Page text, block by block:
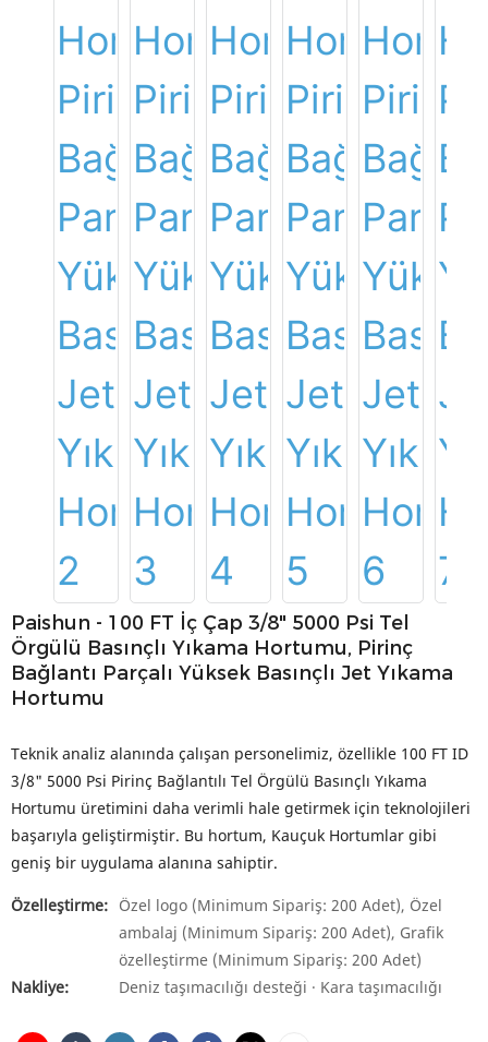
Paishun - 100 FT İç Çap 3/8" 5000 Psi Tel
Örgülü Basınçlı Yıkama Hortumu, Pirinç
Bağlantı Parçalı Yüksek Basınçlı Jet Yıkama
Hortumu
Teknik analiz alanında çalışan personelimiz, özellikle 100 FT ID
3/8" 5000 Psi Pirinç Bağlantılı Tel Örgülü Basınçlı Yıkama
Hortumu üretimini daha verimli hale getirmek için teknolojileri
başarıyla geliştirmiştir. Bu hortum, Kauçuk Hortumlar gibi
geniş bir uygulama alanına sahiptir.
Özelleştirme: Özel logo (Minimum Sipariş: 200 Adet), Özel
ambalaj (Minimum Sipariş: 200 Adet), Grafik
özelleştirme (Minimum Sipariş: 200 Adet)
Nakliye:
Deniz taşımacılığı desteği · Kara taşımacılığı